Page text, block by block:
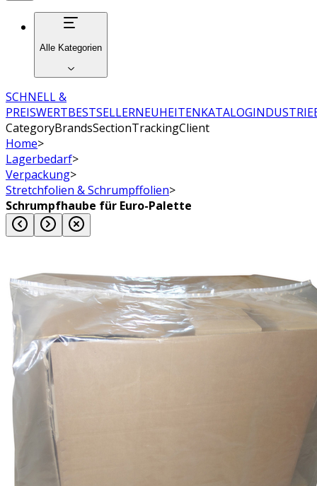
Alle Kategorien
SCHNELL &
PREISWERTBESTSELLERNEUHEITENKATALOG
CategoryBrandsSectionTrackingClient
Home>
Lagerbedarf>
Verpackung>
Stretchfolien & Schrumpffolien>
Schrumpfhaube für Euro-Palette